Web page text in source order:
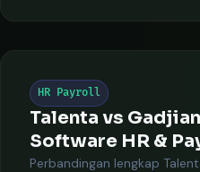
HR Payroll
Talenta vs
Software HR &
Perbandingan lengkap